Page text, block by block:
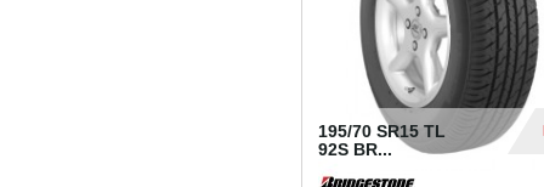
195/70 SR15 TL
92S BR...